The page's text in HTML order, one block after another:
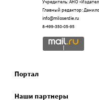
Учредитель: АНО
Главный редактор:
info@miloserdie.ru
8-499-350-05-95
Портал
Наши партнеры